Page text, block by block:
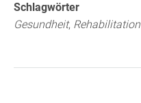
Schlagwörter
Gesundheit, Rehabilitation